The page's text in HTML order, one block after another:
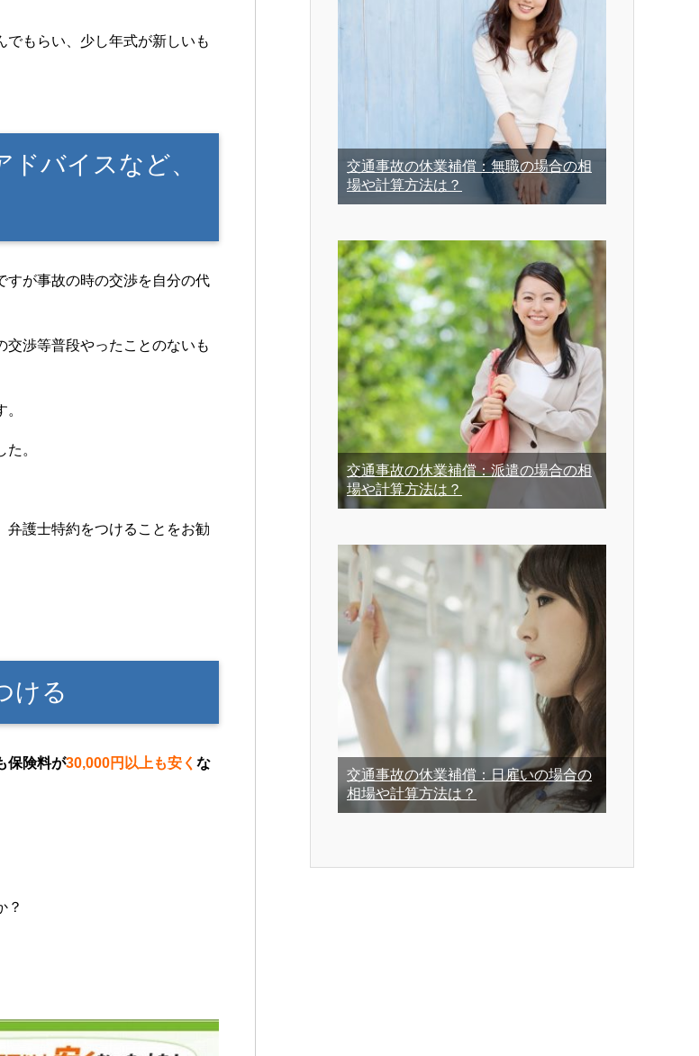
もらい、少し年式が新しいも
バイスなど、
すが事故の時の交渉を自分の代
渉等普段やったことのないも
。
弁護士特約をつけることをお勧
ける
保険料が30,000円以上も安く な
？
交通事故の休業補償：無職の場合の相
場や計算方法は？
交通事故の休業補償：派遣の場合の相
場や計算方法は？
交通事故の休業補償：日雇いの場合の
相場や計算方法は？